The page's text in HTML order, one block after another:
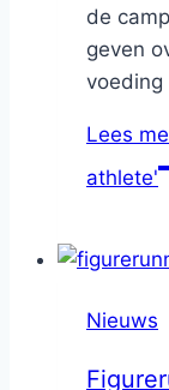
de
geven
voeding
Lees
athlete'
Nieuws